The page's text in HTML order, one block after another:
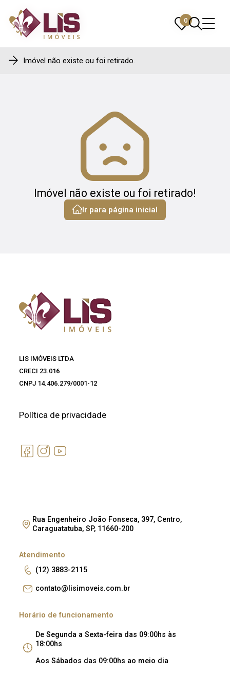
0
0
Imóvel não existe ou foi retirado.
Imóvel não existe ou foi retirado!
Ir para página inicial
LIS IMÓVEIS LTDA
CRECI 23.016
CNPJ 14.406.279/0001-12
Política de privacidade
Rua Engenheiro João Fonseca, 397, Centro,
Caraguatatuba, SP, 11660-200
Atendimento
(12) 3883-2115
contato@lisimoveis.com.br
Horário de funcionamento
De Segunda a Sexta-feira das 09:00hs às
18:00hs
Aos Sábados das 09:00hs ao meio dia